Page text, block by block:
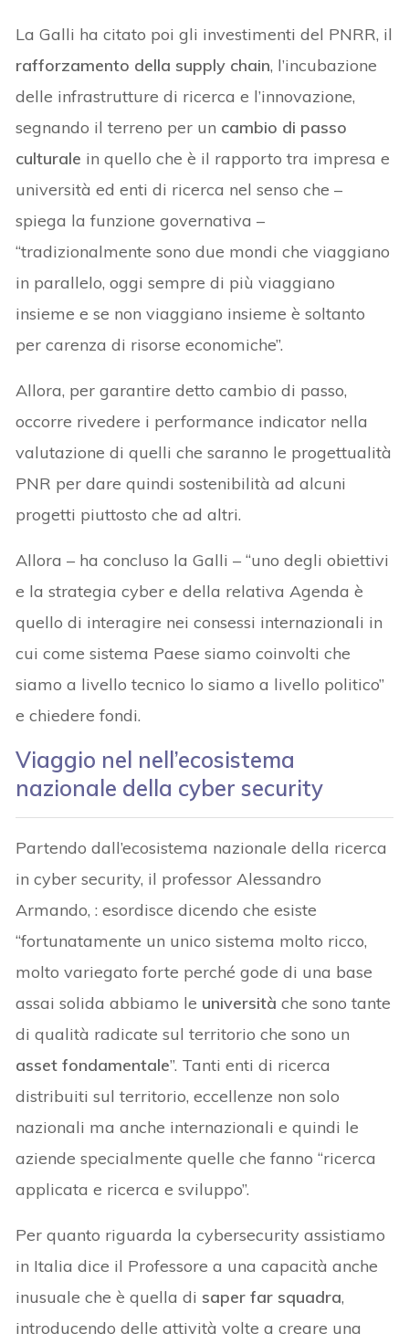
La Galli ha citato poi gli investimenti del PNRR, il
rafforzamento della supply chain, l’incubazione
delle infrastrutture di ricerca e l’innovazione,
segnando il terreno per un cambio di passo
culturale in quello che è il rapporto tra impresa e
università ed enti di ricerca nel senso che –
spiega la funzione governativa –
“tradizionalmente sono due mondi che viaggiano
in parallelo, oggi sempre di più viaggiano
insieme e se non viaggiano insieme è soltanto
per carenza di risorse economiche”.
Allora, per garantire detto cambio di passo,
occorre rivedere i performance indicator nella
valutazione di quelli che saranno le progettualità
PNR per dare quindi sostenibilità ad alcuni
progetti piuttosto che ad altri.
Allora – ha concluso la Galli – “uno degli obiettivi
e la strategia cyber e della relativa Agenda è
quello di interagire nei consessi internazionali in
cui come sistema Paese siamo coinvolti che
siamo a livello tecnico lo siamo a livello politico”
e chiedere fondi.
Viaggio nel nell’ecosistema
nazionale della cyber security
Partendo dall’ecosistema nazionale della ricerca
in cyber security, il professor Alessandro
Armando, : esordisce dicendo che esiste
“fortunatamente un unico sistema molto ricco,
molto variegato forte perché gode di una base
assai solida abbiamo le università che sono tante
di qualità radicate sul territorio che sono un
asset fondamentale”. Tanti enti di ricerca
distribuiti sul territorio, eccellenze non solo
nazionali ma anche internazionali e quindi le
aziende specialmente quelle che fanno “ricerca
applicata e ricerca e sviluppo”.
Per quanto riguarda la cybersecurity assistiamo
in Italia dice il Professore a una capacità anche
inusuale che è quella di saper far squadra,
introducendo delle attività volte a creare una